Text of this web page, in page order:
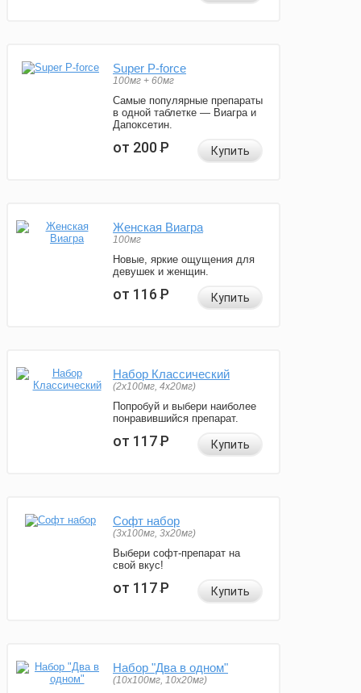
Super P-force
100мг + 60мг
Самые популярные препараты
в одной таблетке — Виагра и
Дапоксетин.
от 200Р Купить
Женская Виагра
100мг
Новые, яркие ощущения для
девушек и женщин.
от 116Р Купить
Набор Классический
(2x100мг, 4x20мг)
Попробуй и выбери наиболее
понравившийся препарат.
от 117Р Купить
Софт набор
(3x100мг, 3x20мг)
Выбери софт-препарат на
свой вкус!
от 117Р Купить
Набор "Два в одном"
(10x100мг, 10x20мг)